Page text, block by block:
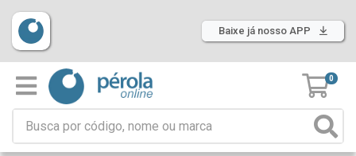
Baixe já nosso APP
0